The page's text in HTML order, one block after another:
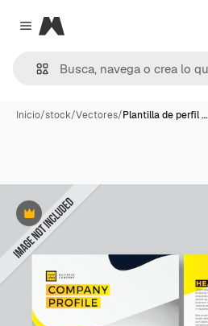
Close menu
Magnific
Inicio/stock/Vectores/Plantilla de perfil …
Premium